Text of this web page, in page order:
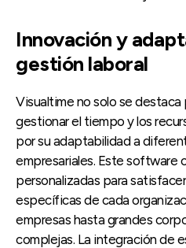
Innovación y
gestión laboral
Visualtime no solo se
gestionar el tiempo y los
por su adaptabilidad a
empresariales. Este software
personalizadas para
específicas de cada
empresas hasta grandes
complejas. La integración de